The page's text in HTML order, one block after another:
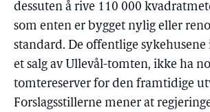
dessuten å rive 110 000
som enten er bygget nylig eller
standard. De offentlige sykehusene
et salg av Ullevål-tomten, ikke ha
tomtereserver for den framtidige
Forslagsstillerne mener at